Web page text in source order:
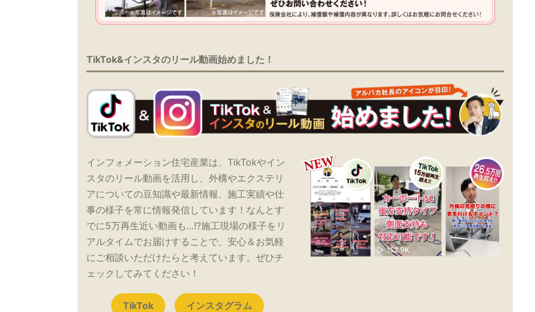
TikTok&インスタのリール動画始めました！
インフォメーション住宅産業は、TikTokやイン
スタのリール動画を活用し、外構やエクステリ
アについての豆知識や最新情報、施工実績や仕
事の様子を常に情報発信しています！なんとす
でに5万再生近い動画も…!?施工現場の様子をリ
アルタイムでお届けすることで、安心＆お気軽
にご相談いただけたらと考えています。ぜひチ
ェックしてみてください！
TikTok インスタグラム